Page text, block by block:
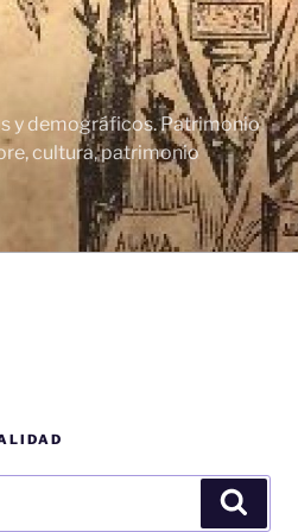
y demográficos. Patrimonio
cultura, patrimonio